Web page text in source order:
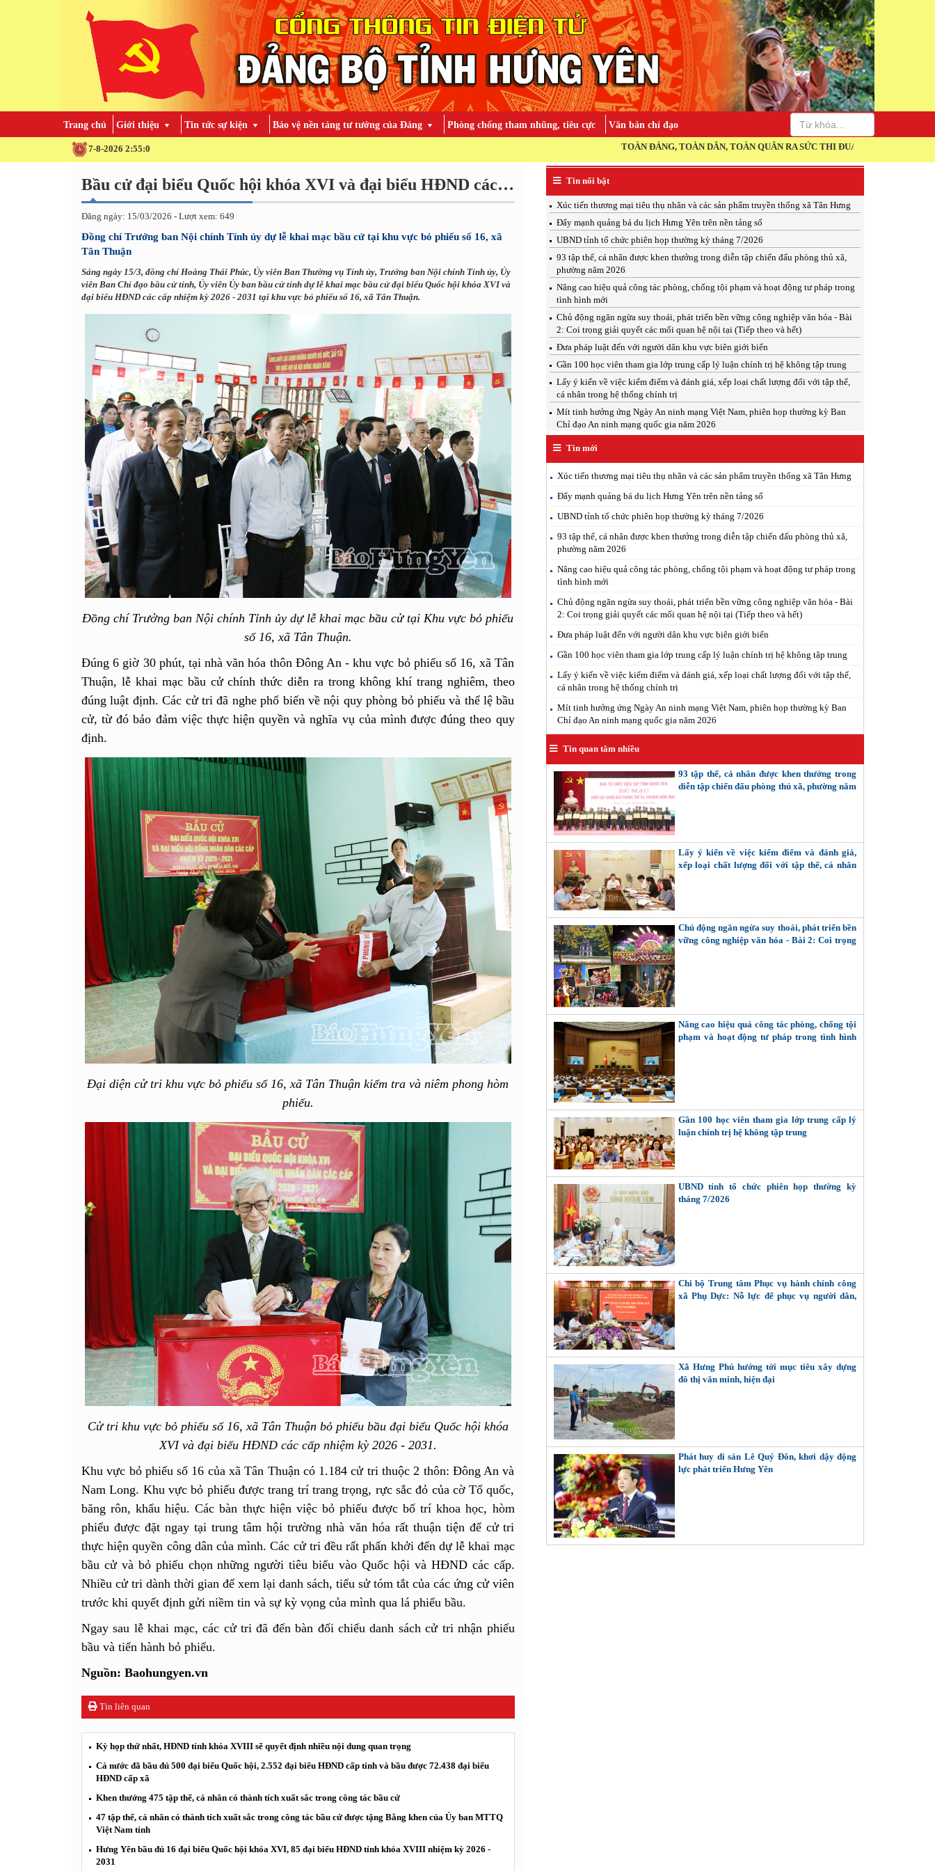
Trang chủ Giới thiệu Tin tức sự kiện Bảo vệ nền tảng tư tưởng của Đảng Phòng chống tham nhũng, tiêu cực Văn bản chỉ đạo
7-8-2026 2:55:2 TOÀN ĐẢNG, TOÀN DÂN, TOÀN QUÂN RA SỨC THI ĐUA THỰC HIỆN THẮNG LỢI NGHỊ
Bầu cử đại biểu Quốc hội khóa XVI và đại biểu HĐND các cấp nhiệm kỳ 2026 - 2031
Đăng ngày: 15/03/2026 - Lượt xem: 649
Đồng chí Trưởng ban Nội chính Tỉnh ủy dự lễ khai mạc bầu cử tại khu vực bỏ phiếu số 16, xã
Tân Thuận
Sáng ngày 15/3, đồng chí Hoàng Thái Phúc, Ủy viên Ban Thường vụ Tỉnh ủy, Trưởng ban Nội chính Tỉnh ủy, Ủy
viên Ban Chỉ đạo bầu cử tỉnh, Ủy viên Ủy ban bầu cử tỉnh dự lễ khai mạc bầu cử đại biểu Quốc hội khóa XVI và
đại biểu HĐND các cấp nhiệm kỳ 2026 - 2031 tại khu vực bỏ phiếu số 16, xã Tân Thuận.
Đồng chí Trưởng ban Nội chính Tỉnh ủy dự lễ khai mạc bầu cử tại Khu vực bỏ phiếu
số 16, xã Tân Thuận.
Đúng 6 giờ 30 phút, tại nhà văn hóa thôn Đông An - khu vực bỏ phiếu số 16, xã Tân
Thuận, lễ khai mạc bầu cử chính thức diễn ra trong không khí trang nghiêm, theo
đúng luật định. Các cử tri đã nghe phổ biến về nội quy phòng bỏ phiếu và thể lệ bầu
cử, từ đó bảo đảm việc thực hiện quyền và nghĩa vụ của mình được đúng theo quy
định.
Đại diện cử tri khu vực bỏ phiếu số 16, xã Tân Thuận kiểm tra và niêm phong hòm
phiếu.
Cử tri khu vực bỏ phiếu số 16, xã Tân Thuận bỏ phiếu bầu đại biểu Quốc hội khóa
XVI và đại biểu HĐND các cấp nhiệm kỳ 2026 - 2031.
Khu vực bỏ phiếu số 16 của xã Tân Thuận có 1.184 cử tri thuộc 2 thôn: Đông An và
Nam Long. Khu vực bỏ phiếu được trang trí trang trọng, rực sắc đỏ của cờ Tổ quốc,
băng rôn, khẩu hiệu. Các bàn thực hiện việc bỏ phiếu được bố trí khoa học, hòm
phiếu được đặt ngay tại trung tâm hội trường nhà văn hóa rất thuận tiện để cử tri
thực hiện quyền công dân của mình. Các cử tri đều rất phấn khởi đến dự lễ khai mạc
bầu cử và bỏ phiếu chọn những người tiêu biểu vào Quốc hội và HĐND các cấp.
Nhiều cử tri dành thời gian để xem lại danh sách, tiểu sử tóm tắt của các ứng cử viên
trước khi quyết định gửi niềm tin và sự kỳ vọng của mình qua lá phiếu bầu.
Ngay sau lễ khai mạc, các cử tri đã đến bàn đối chiếu danh sách cử tri nhận phiếu
bầu và tiến hành bỏ phiếu.
Nguồn: Baohungyen.vn
Tin liên quan
Kỳ họp thứ nhất, HĐND tỉnh khóa XVIII sẽ quyết định nhiều nội dung quan trọng
Cả nước đã bầu đủ 500 đại biểu Quốc hội, 2.552 đại biểu HĐND cấp tỉnh và bầu được 72.438 đại biểu
HĐND cấp xã
Khen thưởng 475 tập thể, cá nhân có thành tích xuất sắc trong công tác bầu cử
47 tập thể, cá nhân có thành tích xuất sắc trong công tác bầu cử được tặng Bằng khen của Ủy ban MTTQ
Việt Nam tỉnh
Hưng Yên bầu đủ 16 đại biểu Quốc hội khóa XVI, 85 đại biểu HĐND tỉnh khóa XVIII nhiệm kỳ 2026 -
2031
Tin nổi bật
Xúc tiến thương mại tiêu thụ nhãn và các sản phẩm truyền thống xã Tân Hưng
Đẩy mạnh quảng bá du lịch Hưng Yên trên nền tảng số
UBND tỉnh tổ chức phiên họp thường kỳ tháng 7/2026
93 tập thể, cá nhân được khen thưởng trong diễn tập chiến đấu phòng thủ xã,
phường năm 2026
Nâng cao hiệu quả công tác phòng, chống tội phạm và hoạt động tư pháp trong
tình hình mới
Chủ động ngăn ngừa suy thoái, phát triển bền vững công nghiệp văn hóa - Bài
2: Coi trọng giải quyết các mối quan hệ nội tại (Tiếp theo và hết)
Đưa pháp luật đến với người dân khu vực biên giới biển
Gần 100 học viên tham gia lớp trung cấp lý luận chính trị hệ không tập trung
Lấy ý kiến về việc kiểm điểm và đánh giá, xếp loại chất lượng đối với tập thể,
cá nhân trong hệ thống chính trị
Mít tinh hưởng ứng Ngày An ninh mạng Việt Nam, phiên họp thường kỳ Ban
Chỉ đạo An ninh mạng quốc gia năm 2026
Tin mới
Xúc tiến thương mại tiêu thụ nhãn và các sản phẩm truyền thống xã Tân Hưng
Đẩy mạnh quảng bá du lịch Hưng Yên trên nền tảng số
UBND tỉnh tổ chức phiên họp thường kỳ tháng 7/2026
93 tập thể, cá nhân được khen thưởng trong diễn tập chiến đấu phòng thủ xã,
phường năm 2026
Nâng cao hiệu quả công tác phòng, chống tội phạm và hoạt động tư pháp trong
tình hình mới
Chủ động ngăn ngừa suy thoái, phát triển bền vững công nghiệp văn hóa - Bài
2: Coi trọng giải quyết các mối quan hệ nội tại (Tiếp theo và hết)
Đưa pháp luật đến với người dân khu vực biên giới biển
Gần 100 học viên tham gia lớp trung cấp lý luận chính trị hệ không tập trung
Lấy ý kiến về việc kiểm điểm và đánh giá, xếp loại chất lượng đối với tập thể,
cá nhân trong hệ thống chính trị
Mít tinh hưởng ứng Ngày An ninh mạng Việt Nam, phiên họp thường kỳ Ban
Chỉ đạo An ninh mạng quốc gia năm 2026
Tin quan tâm nhiều
93 tập thể, cá nhân được khen thưởng trong
diễn tập chiến đấu phòng thủ xã, phường năm
Lấy ý kiến về việc kiểm điểm và đánh giá,
xếp loại chất lượng đối với tập thể, cá nhân
Chủ động ngăn ngừa suy thoái, phát triển bền
vững công nghiệp văn hóa - Bài 2: Coi trọng
Nâng cao hiệu quả công tác phòng, chống tội
phạm và hoạt động tư pháp trong tình hình
Gần 100 học viên tham gia lớp trung cấp lý
luận chính trị hệ không tập trung
UBND tỉnh tổ chức phiên họp thường kỳ
tháng 7/2026
Chi bộ Trung tâm Phục vụ hành chính công
xã Phụ Dực: Nỗ lực để phục vụ người dân,
Xã Hưng Phú hướng tới mục tiêu xây dựng
đô thị văn minh, hiện đại
Phát huy di sản Lê Quý Đôn, khơi dậy động
lực phát triển Hưng Yên